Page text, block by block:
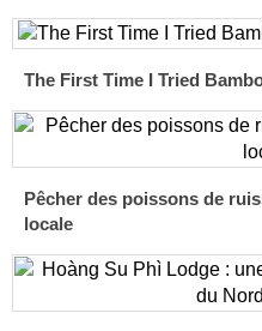
The First Time I Tried
Pêcher des poissons de
locale